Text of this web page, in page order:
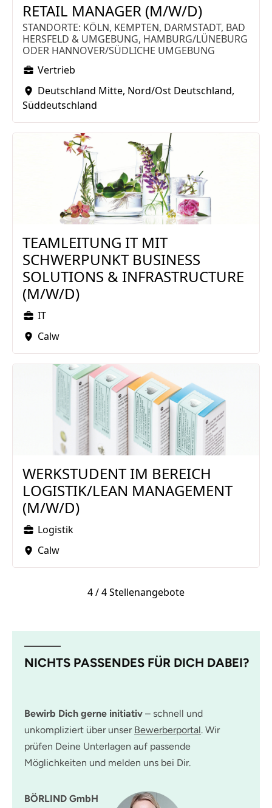
RETAIL MANAGER (M/W/D)
STANDORTE: KÖLN, KEMPTEN, DARMSTADT, BAD
HERSFELD & UMGEBUNG, HAMBURG/LÜNEBURG
ODER HANNOVER/SÜDLICHE UMGEBUNG
Vertrieb
Deutschland Mitte Nord/Ost Deutschland
Süddeutschland
TEAMLEITUNG IT MIT
SCHWERPUNKT BUSINESS
SOLUTIONS & INFRASTRUCTURE
(M/W/D)
IT
Calw
WERKSTUDENT IM BEREICH
LOGISTIK/LEAN MANAGEMENT
(M/W/D)
Logistik
Calw
4/4 Stellenangebote
NICHTS PASSENDES FÜR DICH DABEI?
Bewirb Dich gerne initiativ – schnell und
unkompliziert über unser Bewerberportal. Wir
prüfen Deine Unterlagen auf passende
Möglichkeiten und melden uns bei Dir.
BÖRLIND GmbH